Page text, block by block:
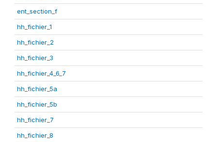
ent_section_f
hh_fichier_1
hh_fichier_2
hh_fichier_3
hh_fichier_4_6_7
hh_fichier_5a
hh_fichier_5b
hh_fichier_7
hh_fichier_8